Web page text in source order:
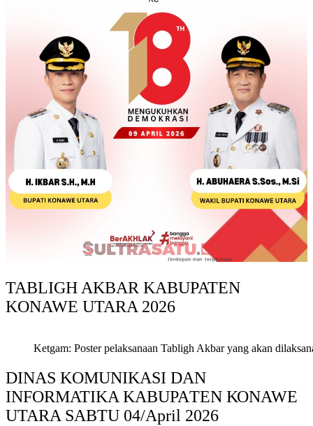
TABLIGH AKBAR KABUPATEN
KONAWE UTARA 2026
Ketgam: Poster pelaksanaan Tabligh Akbar yang akan
DINAS KOMUNIKASI DAN
INFORMATIKA KABUPAΤΕΝ ΚΟNAWE
UTARA SABTU 04/April 2026